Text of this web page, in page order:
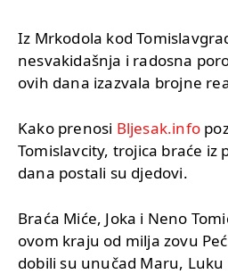
Iz Mrkodola kod
nesvakidašnja i radosna
ovih dana izazvala brojne
Kako prenosi Bljesak.info
Tomislavcity, trojica braće iz
dana postali su djedovi.
Braća Miće, Joka i Neno
ovom kraju od milja zovu
dobili su unučad Maru, Luku